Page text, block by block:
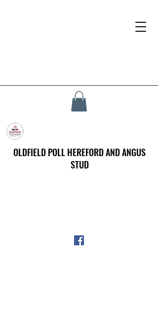
OLDFIELD POLL HEREFORD AND ANGUS
STUD